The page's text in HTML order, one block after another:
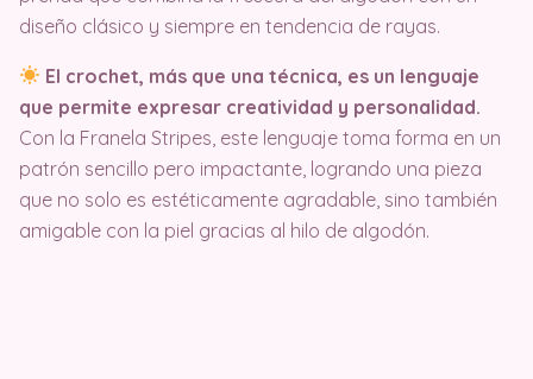
diseño clásico y siempre en tendencia de rayas.
El crochet, más que una técnica, es un lenguaje
que permite expresar creatividad y personalidad.
Con la Franela Stripes, este lenguaje toma forma en un
patrón sencillo pero impactante, logrando una pieza
que no solo es estéticamente agradable, sino también
amigable con la piel gracias al hilo de algodón.